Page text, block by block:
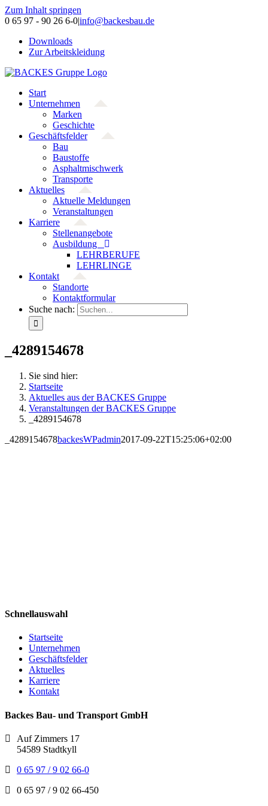
Zum Inhalt springen
0 65 97 - 90 26 6-0|info@backesbau.de
Downloads
Zur Arbeitskleidung
Start
Unternehmen
Marken
Geschichte
Geschäftsfelder
Bau
Baustoffe
Asphaltmischwerk
Transporte
Aktuelles
Aktuelle Meldungen
Veranstaltungen
Karriere
Stellenangebote
Ausbildung
LEHRBERUFE
LEHRLINGE
Kontakt
Standorte
Kontaktformular
Suche nach:
_4289154678
Sie sind hier:
Startseite
Aktuelles aus der BACKES Gruppe
Veranstaltungen der BACKES Gruppe
_4289154678
_4289154678backesWPadmin2017-09-22T15:25:06+02:00
Schnellauswahl
Startseite
Unternehmen
Geschäftsfelder
Aktuelles
Karriere
Kontakt
Backes Bau- und Transport GmbH
Auf Zimmers 17
54589 Stadtkyll
0 65 97 / 9 02 66-0
0 65 97 / 9 02 66-450